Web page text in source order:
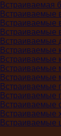
Встраиваемая
Встраиваемые
Встраиваемые
Встраиваемые
Встраиваемые
Встраиваемые
Встраиваемые
Встраиваемые
Встраиваемые
Встраиваемые
Встраиваемые
Встраиваемые
Встраиваемые